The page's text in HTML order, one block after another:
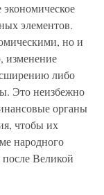
элементов.
но и
изменение
либо
Это неизбежно
органы
чтобы их
народного
после Великой